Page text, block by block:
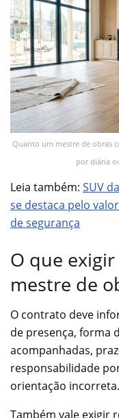
Quanto um mestre de obras
por diária
Leia também: SUV
se destaca pelo
de segurança
O que
mestre de
O contrato deve
de presença, forma
acompanhadas,
responsabilidade
orientação incorreta.
Também vale exigir